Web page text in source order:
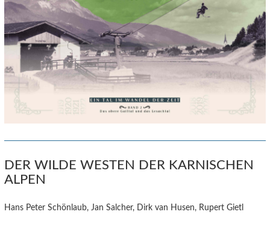
DER WILDE WESTEN DER KARNISCHEN
ALPEN
Hans Peter Schönlaub, Jan Salcher, Dirk van Husen, Rupert Gietl